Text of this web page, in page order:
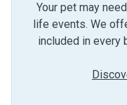
Your pet may
life events. We
included in every